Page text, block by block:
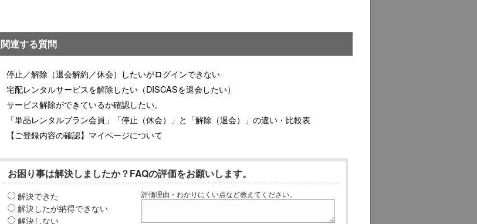
関連する質問
停止／解除（退会解約／休会）したいがログインできない
宅配レンタルサービスを解除したい（DISCASを退会したい）
サービス解除ができているか確認したい。
「単品レンタルプラン会員」「停止（休会）」と「解除（退会）」の違い・比較表
【ご登録内容の確認】マイページについて
お困り事は解決しましたか？FAQの評価をお願いします。
解決できた
解決したが納得できない
解決しない
評価理由・わかりにくい点など教えてください。